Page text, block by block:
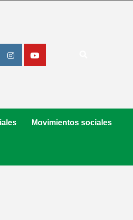
InstagramYoutube
Movimientos sociales